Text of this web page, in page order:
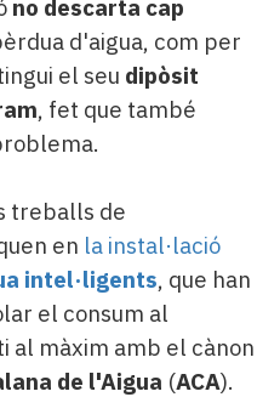
no descarta cap
d'aigua, com per
el seu dipòsit
, fet que també
treballs de
en la instal·lació
intel·ligents, que han
el consum al
al màxim amb el cànon
de l'Aigua (ACA).